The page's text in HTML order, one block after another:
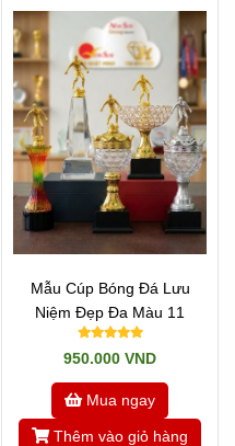
Mẫu Cúp Bóng Đá Lưu
Niệm Đẹp Đa Màu 11
950.000 VND
Mua ngay
Thêm vào giỏ hàng